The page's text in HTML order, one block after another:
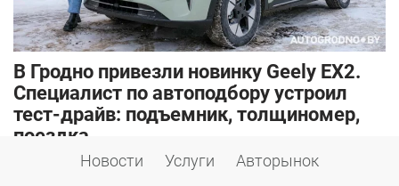
В Гродно привезли новинку Geely EX2.
Специалист по автоподбору устроил
тест-драйв: подъемник, толщиномер,
поездка
28 января 2026Новости Услуги Авторынок